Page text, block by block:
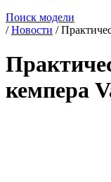
Поиск модели
/Новости /
кемпера